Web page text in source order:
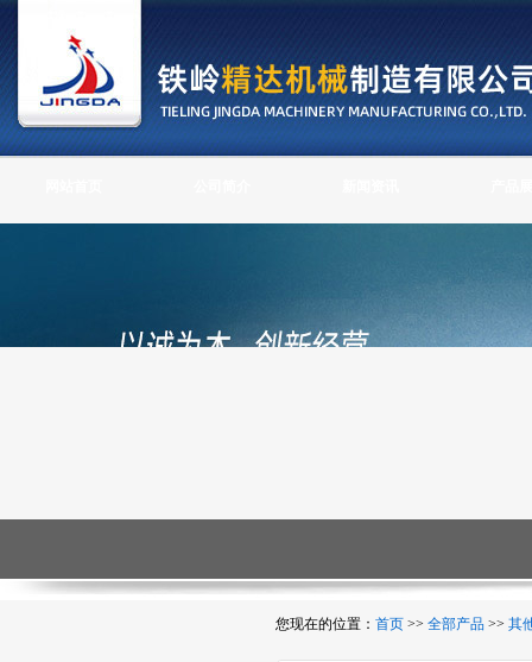
您现在的位置： 首页 >> 全部产品 >> 其